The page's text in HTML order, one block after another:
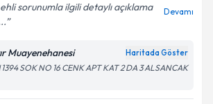
okudum ve kişisel verilerimin belirtilen
işlenmesini kabul ediyorum.
sorunumla ilgili detaylı açıklama
Devamı
Muayenehanesi Haritada Göster
SOK NO 16 CENK APT KAT 2 DA 3 ALSANCAK